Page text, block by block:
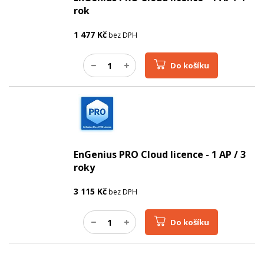
rok
1 477 Kčbez DPH
Do košíku
EnGenius PRO Cloud licence - 1 AP / 3
roky
3 115 Kčbez DPH
Do košíku